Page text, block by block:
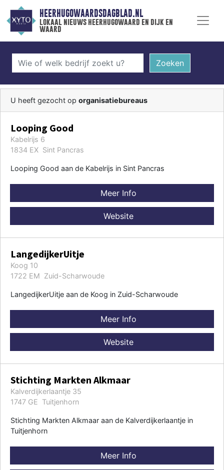
HEERHUGOWAARDSDAGBLAD.NL
lokaal nieuws heerhugowaard en dijk en
waard
Zoeken
U heeft gezocht op organisatiebureaus
Looping Good
Kabelrijs 6
1834 EX Sint Pancras
Looping Good aan de Kabelrijs in Sint Pancras
Meer Info
Website
LangedijkerUitje
Koog 10
1722 EM Zuid-Scharwoude
LangedijkerUitje aan de Koog in Zuid-Scharwoude
Meer Info
Website
Stichting Markten Alkmaar
Kalverdijkerlaantje 35
1747 GE Tuitjenhorn
Stichting Markten Alkmaar aan de Kalverdijkerlaantje in
Tuitjenhorn
Meer Info